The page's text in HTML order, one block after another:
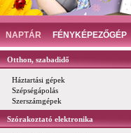
NAPTÁR FÉNYKÉPEZŐGÉP
Otthon, szabadidő
Háztartási gépek
Szépségápolás
Szerszámgépek
Szórakoztató elektronika